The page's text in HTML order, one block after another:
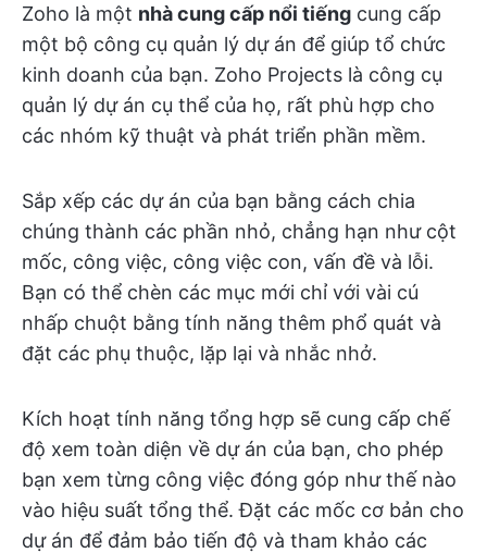
Zoho là một nhà cung cấp nổi tiếng cung cấp
một bộ công cụ quản lý dự án để giúp tổ chức
kinh doanh của bạn. Zoho Projects là công cụ
quản lý dự án cụ thể của họ, rất phù hợp cho
các nhóm kỹ thuật và phát triển phần mềm.
Sắp xếp các dự án của bạn bằng cách chia
chúng thành các phần nhỏ, chẳng hạn như cột
mốc, công việc, công việc con, vấn đề và lỗi.
Bạn có thể chèn các mục mới chỉ với vài cú
nhấp chuột bằng tính năng thêm phổ quát và
đặt các phụ thuộc, lặp lại và nhắc nhở.
Kích hoạt tính năng tổng hợp sẽ cung cấp chế
độ xem toàn diện về dự án của bạn, cho phép
bạn xem từng công việc đóng góp như thế nào
vào hiệu suất tổng thể. Đặt các mốc cơ bản cho
dự án để đảm bảo tiến độ và tham khảo các